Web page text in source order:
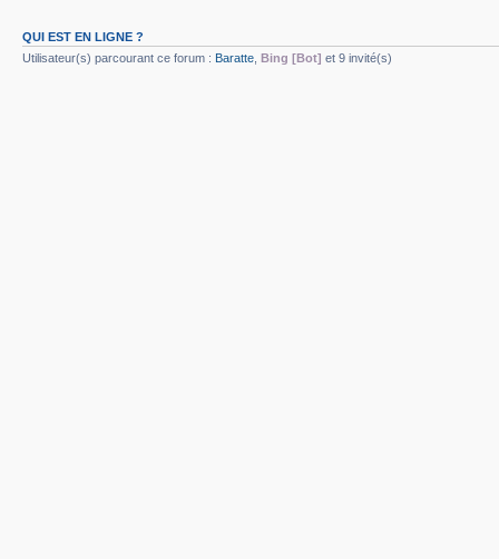
QUI EST EN LIGNE ?
Utilisateur(s) parcourant ce forum : Baratte Bing [Bot] et 9 invité(s)